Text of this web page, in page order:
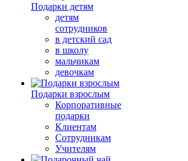
Подарки детям
детям
сотрудников
в детский сад
в школу
мальчикам
девочкам
Подарки взрослым
Корпоративные
подарки
Клиентам
Сотрудникам
Учителям